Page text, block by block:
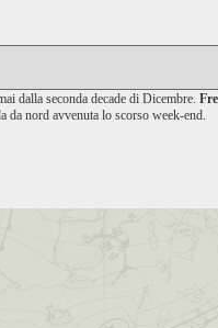
dalla seconda decade di Dicembre.
da nord avvenuta lo scorso week-end.